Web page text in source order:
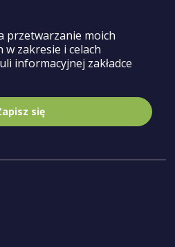
przetwarzanie moich
w zakresie i celach
informacyjnej zakładce
się